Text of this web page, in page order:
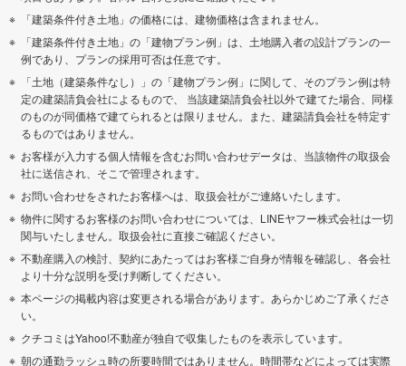
「建築条件付き土地」の価格には、建物価格は含まれません。
「建築条件付き土地」の「建物プラン例」は、土地購入者の設計プランの一
例であり、プランの採用可否は任意です。
「土地（建築条件なし）」の「建物プラン例」に関して、そのプラン例は特
定の建築請負会社によるもので、 当該建築請負会社以外で建てた場合、同様
のものが同価格で建てられるとは限りません。また、建築請負会社を特定す
るものではありません。
お客様が入力する個人情報を含むお問い合わせデータは、当該物件の取扱会
社に送信され、そこで管理されます。
お問い合わせをされたお客様へは、取扱会社がご連絡いたします。
物件に関するお客様のお問い合わせについては、LINEヤフー株式会社は一切
関与いたしません。取扱会社に直接ご確認ください。
不動産購入の検討、契約にあたってはお客様ご自身が情報を確認し、各会社
より十分な説明を受け判断してください。
本ページの掲載内容は変更される場合があります。あらかじめご了承くださ
い。
クチコミはYahoo!不動産が独自で収集したものを表示しています。
朝の通勤ラッシュ時の所要時間ではありません。時間帯などによっては実際